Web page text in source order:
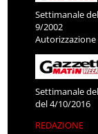
Settimanale
9/2002
Settimanale
del 4/10/2016
REDAZIONE